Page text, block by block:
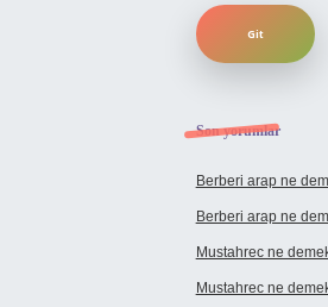
Son yorumlar
Berberi arap ne
Berberi arap ne
Mustahrec ne
Mustahrec ne